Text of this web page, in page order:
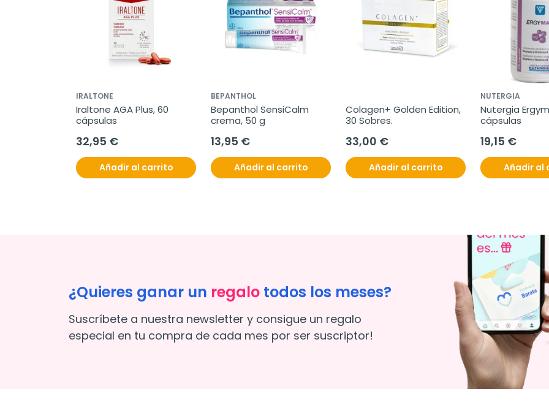
IRALTONE
Iraltone AGA Plus, 60
cápsulas
32,95 €
Añadir al carrito
BEPANTHOL
Bepanthol SensiCalm
crema, 50 g
13,95 €
Añadir al carrito
Colagen+ Golden Edition,
30 Sobres.
33,00 €
Añadir al carrito
NUTERGIA
Nutergia
cápsulas
19,15 €
Añadir al
¿Quieres ganar un regalo todos los meses?
Suscríbete a nuestra newsletter y consigue un regalo
especial en tu compra de cada mes por ser suscriptor!